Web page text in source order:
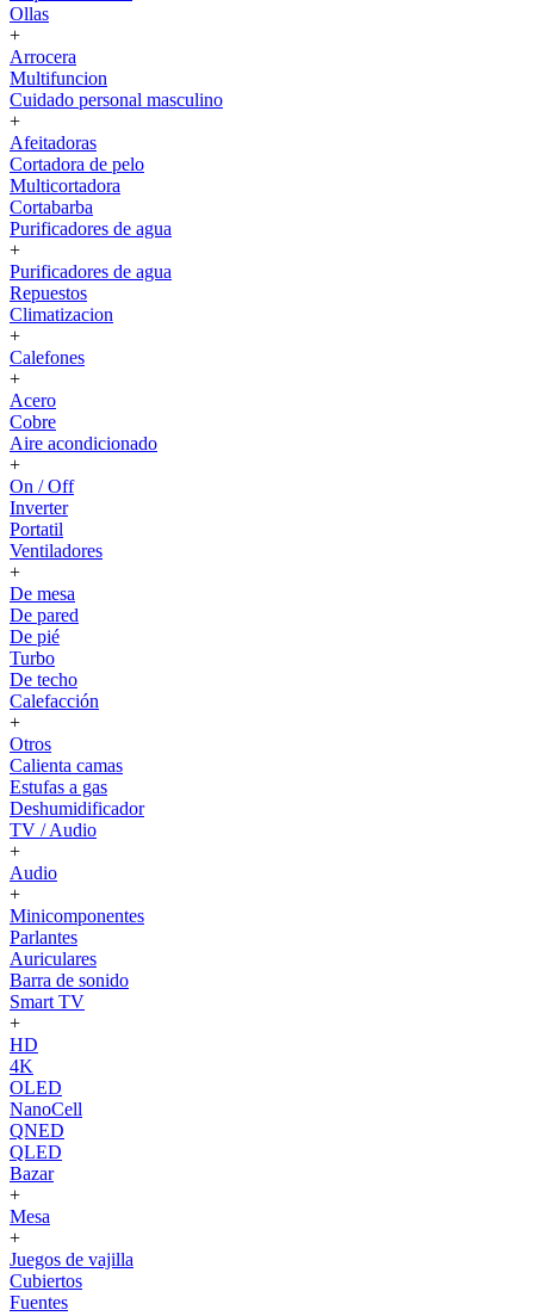
Ollas
+
Arrocera
Multifuncion
Cuidado personal masculino
+
Afeitadoras
Cortadora de pelo
Multicortadora
Cortabarba
Purificadores de agua
+
Purificadores de agua
Repuestos
Climatizacion
+
Calefones
+
Acero
Cobre
Aire acondicionado
+
On / Off
Inverter
Portatil
Ventiladores
+
De mesa
De pared
De pié
Turbo
De techo
Calefacción
+
Otros
Calienta camas
Estufas a gas
Deshumidificador
TV / Audio
+
Audio
+
Minicomponentes
Parlantes
Auriculares
Barra de sonido
Smart TV
+
HD
4K
OLED
NanoCell
QNED
QLED
Bazar
+
Mesa
+
Juegos de vajilla
Cubiertos
Fuentes